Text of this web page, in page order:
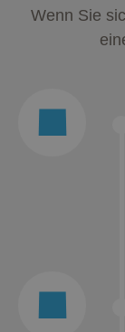
Wenn Sie